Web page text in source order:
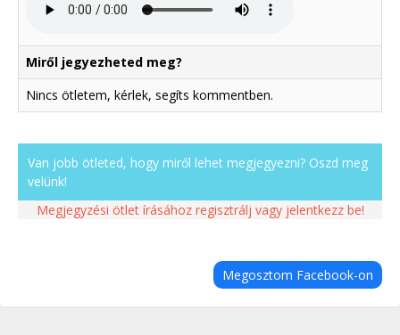
Miről jegyezheted meg?
Nincs ötletem, kérlek, segíts kommentben.
Van jobb ötleted, hogy miről lehet megjegyezni? Oszd meg
velünk!
Megjegyzési ötlet írásához regisztrálj vagy jelentkezz be!
Megosztom Facebook-on